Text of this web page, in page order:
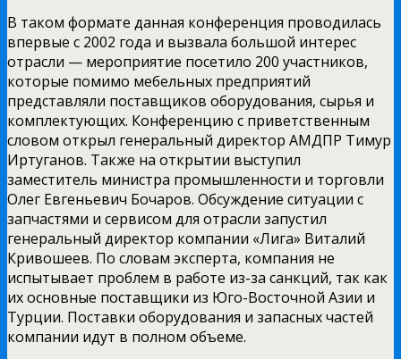
В таком формате данная конференция проводилась
впервые с 2002 года и вызвала большой интерес
отрасли — мероприятие посетило 200 участников,
которые помимо мебельных предприятий
представляли поставщиков оборудования, сырья и
комплектующих. Конференцию с приветственным
словом открыл генеральный директор АМДПР Тимур
Иртуганов. Также на открытии выступил
заместитель министра промышленности и торговли
Олег Евгеньевич Бочаров. Обсуждение ситуации с
запчастями и сервисом для отрасли запустил
генеральный директор компании «Лига» Виталий
Кривошеев. По словам эксперта, компания не
испытывает проблем в работе из-за санкций, так как
их основные поставщики из Юго-Восточной Азии и
Турции. Поставки оборудования и запасных частей
компании идут в полном объеме.